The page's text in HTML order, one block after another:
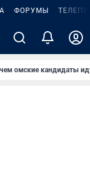
ФОРУМЫ
омские кандидаты